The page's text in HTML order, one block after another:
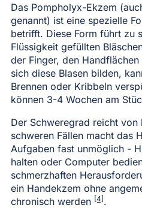
Das Pompholyx-Ekzem
genannt) ist eine spezielle
betrifft. Diese Form führt zu
Flüssigkeit gefüllten
der Finger, den
sich diese Blasen bilden,
Brennen oder Kribbeln
können 3-4 Wochen am
Der Schweregrad reicht
schweren Fällen macht das
Aufgaben fast unmöglich -
halten oder Computer
schmerzhaften
ein Handekzem ohne
chronisch werden [4] .